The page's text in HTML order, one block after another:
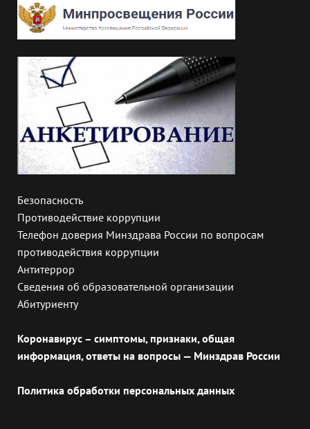
Безопасность
Противодействие коррупции
Телефон доверия Минздрава России по вопросам
противодействия коррупции
Антитеррор
Сведения об образовательной организации
Абитуриенту
Коронавирус – симптомы, признаки, общая
информация, ответы на вопросы — Минздрав России
Политика обработки персональных данных